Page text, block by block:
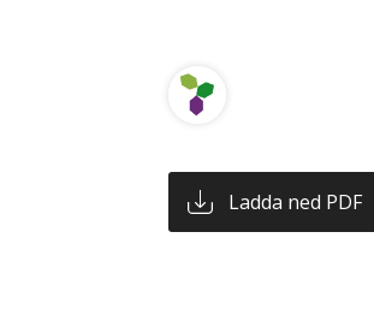
Ladda ned PDF